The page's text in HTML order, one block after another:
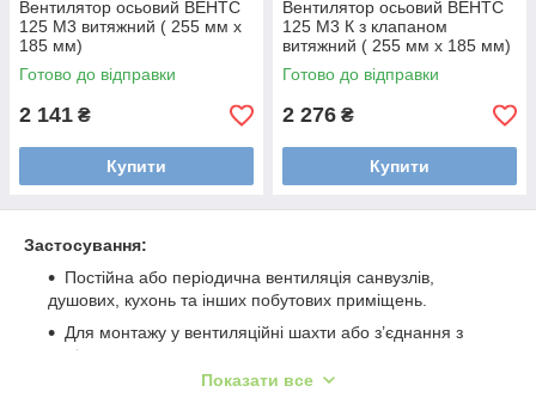
Вентилятор осьовий ВЕНТС
125 М3 витяжний ( 255 мм х
185 мм)
Готово до відправки
2 141 ₴
Купити
Вентилятор осьовий ВЕНТС
125 М3 К з клапаном
витяжний ( 255 мм х 185 мм)
Готово до відправки
2 276 ₴
Купити
Застосування:
Постійна або періодична вентиляція санвузлів,
душових, кухонь та інших побутових приміщень.
Для монтажу у вентиляційні шахти або з’єднання з
повітропроводами.
Для вентиляційних шахт з прямокутним прорізом.
Показати все